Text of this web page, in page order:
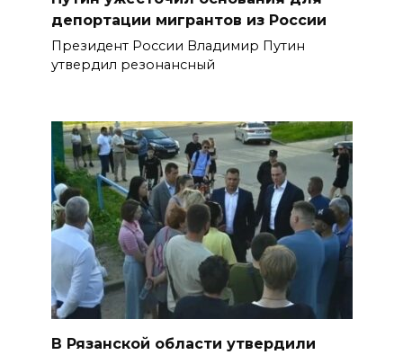
депортации мигрантов из России
Президент России Владимир Путин
утвердил резонансный
В Рязанской области утвердили